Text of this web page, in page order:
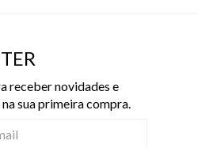
receber novidades e
sua primeira compra.